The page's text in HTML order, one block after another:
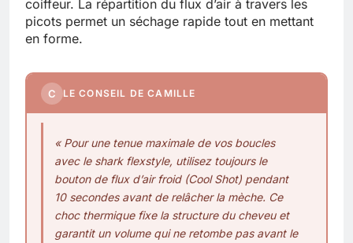
coiffeur. La répartition du flux d’air à travers les
picots permet un séchage rapide tout en mettant
en forme.
C LE CONSEIL DE CAMILLE
« Pour une tenue maximale de vos boucles
avec le shark flexstyle, utilisez toujours le
bouton de flux d’air froid (Cool Shot) pendant
10 secondes avant de relâcher la mèche. Ce
choc thermique fixe la structure du cheveu et
garantit un volume qui ne retombe pas avant le